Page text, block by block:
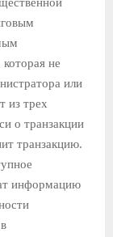
не
или
из трех
о транзакции
транзакцию.
информацию